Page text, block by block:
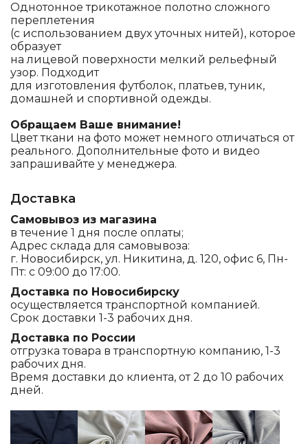
Однотонное трикотажное полотно сложного
переплетения
(с использованием двух уточных нитей), которое
образует
на лицевой поверхности мелкий рельефный
узор. Подходит
для изготовления футболок, платьев, туник,
домашней и спортивной одежды.
Обращаем Ваше внимание!
Цвет ткани на фото может немного отличаться от
реального. Дополнительные фото и видео
запрашивайте у менеджера.
Доставка
Самовывоз из магазина
в течение 1 дня после оплаты;
Адрес склада для самовывоза:
г. Новосибирск, ул. Никитина, д. 120, офис 6, Пн-
Пт: с 09:00 до 17:00.
Доставка по Новосибирску
осуществляется транспортной компанией.
Срок доставки 1-3 рабочих дня.
Доставка по России
отгрузка товара в транспортную компанию, 1-3
рабочих дня.
Время доставки до клиента, от 2 до 10 рабочих
дней.